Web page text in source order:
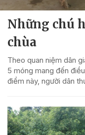
Những chú
chùa
Theo quan niệm dân
5 móng mang đến
điểm này, người dân